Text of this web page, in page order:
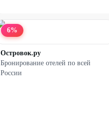
6%
Островок.ру
Бронирование отелей по всей
России